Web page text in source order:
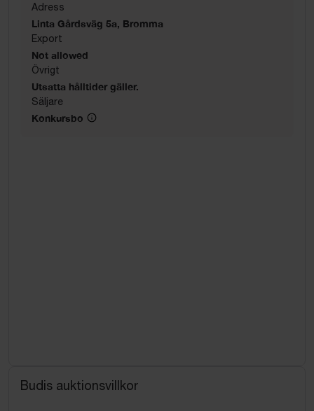
Adress
Linta Gårdsväg 5a, Bromma
Export
Not allowed
Övrigt
Utsatta hålltider gäller.
Säljare
Konkursbo
Budis auktionsvillkor